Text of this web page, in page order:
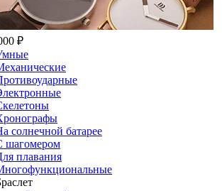
₽
солнечной батарее
шагомером
плавания